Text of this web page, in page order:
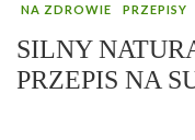
NA ZDROWIE PRZEPISY
SILNY
PRZEPIS NA